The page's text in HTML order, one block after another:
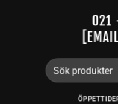
021
Sök
efter: